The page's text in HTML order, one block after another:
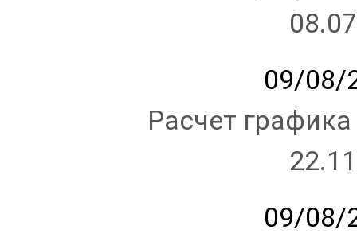
09/08/
Расчет
09/08/